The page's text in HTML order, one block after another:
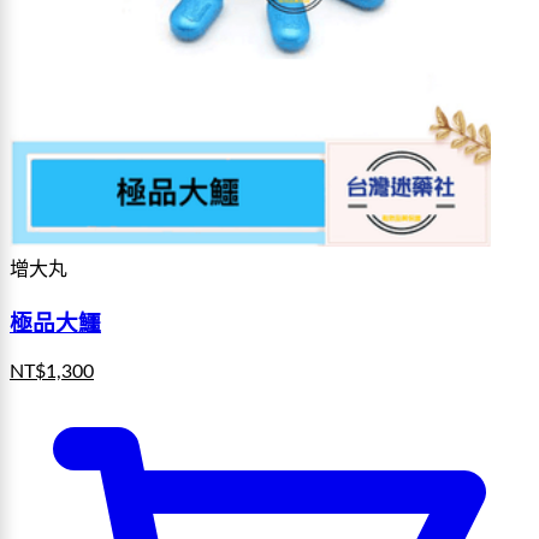
增大丸
極品大鱷
NT$1,300